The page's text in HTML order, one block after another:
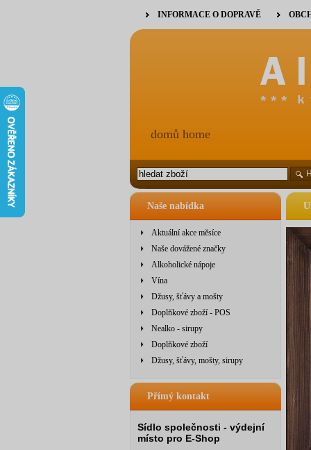
Naše nabídka
Aktuální akce měsíce
Naše dovážené značky
Alkoholické nápoje
Vína
Džusy, šťávy a mošty
Doplňkové zboží - POS
Nealko - sirupy
Doplňkové zboží
Džusy, šťávy, mošty, sirupy
Přímý kontakt
Sídlo společnosti - výdejní
místo pro E-Shop
INFORMACE O DOPRAVĚ
domů home